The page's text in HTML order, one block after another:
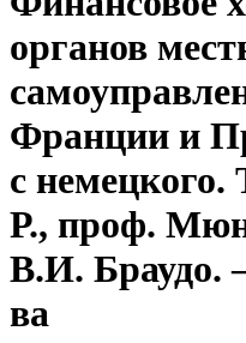
органов
Франции и
с
Р., проф.
В.И. Браудо.
ва